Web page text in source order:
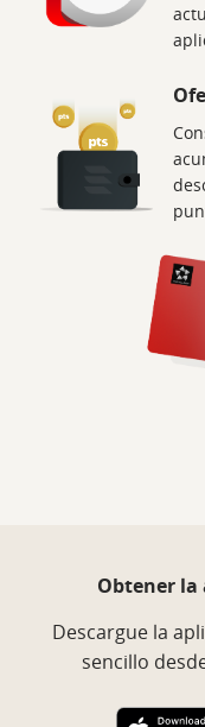
Obtener la
Descargue la
sencillo